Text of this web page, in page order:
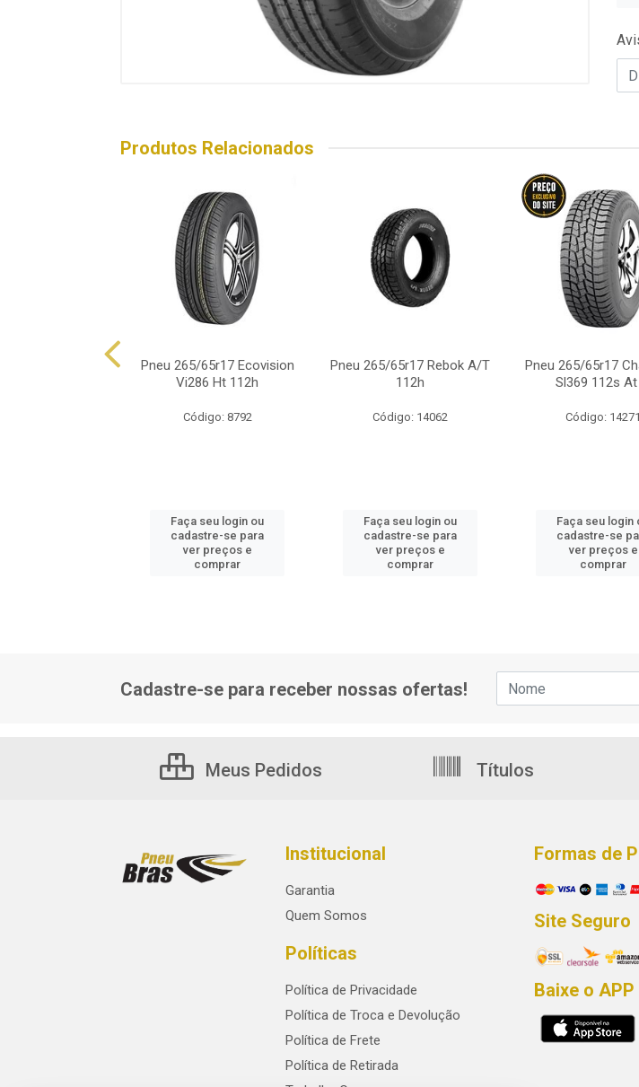
Produtos Relacionados
Pneu 265/65r17 Ecovision
Vi286 Ht 112h
Código: 8792
Faça seu login ou
cadastre-se para
ver preços e
comprar
Pneu 265/65r17 Rebok A/T
112h
Código: 14062
Faça seu login ou
cadastre-se para
ver preços e
comprar
Pneu 265/65r17
Sl369 112s At
Código: 14271
Faça seu login
cadastre-se
ver preços e
comprar
Cadastre-se para receber nossas ofertas!
Meus Pedidos Títulos
Institucional
Garantia
Quem Somos
Políticas
Política de Privacidade
Política de Troca e Devolução
Política de Frete
Política de Retirada
Formas de
Site Seguro
Baixe o